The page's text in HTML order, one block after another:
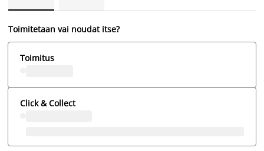
Toimitetaan vai noudat itse?
Toimitus
Click & Collect